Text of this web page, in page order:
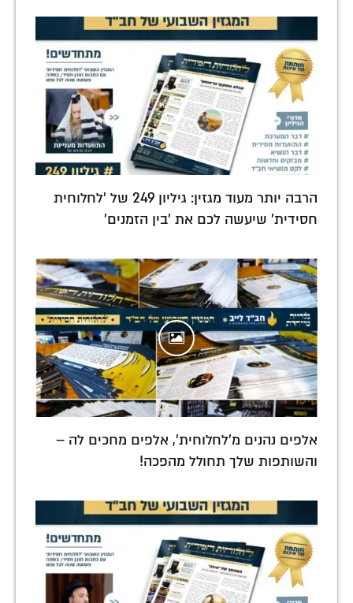
הרבה יותר מעוד מגזין: גיליון 249 של 'לחלוחית
חסידית' שיעשה לכם את 'בין הזמנים'
אלפים נהנים מ'לחלוחית', אלפים מחכים לה –
והשותפות שלך תחולל מהפכה!